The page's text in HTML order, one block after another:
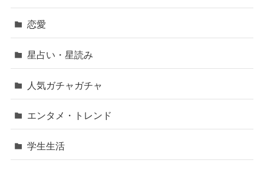
恋愛
星占い・星読み
人気ガチャガチャ
エンタメ・トレンド
学生生活